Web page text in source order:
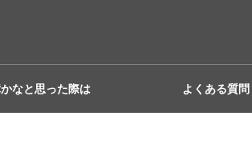
なと思った際は よくある質問